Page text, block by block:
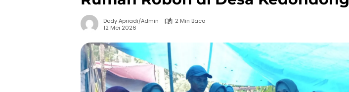
Dedy Apriadi/Admin
2 Min Baca
12 Mei 2026